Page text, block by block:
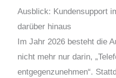
Ausblick: Kundensupport
darüber hinaus
Im Jahr 2026 besteht die
nicht mehr nur darin,
entgegenzunehmen“.